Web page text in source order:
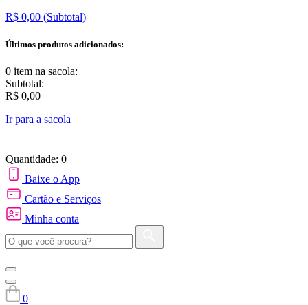
R$ 0,00 (Subtotal)
Últimos produtos adicionados:
0 item na sacola:
Subtotal:
R$ 0,00
Ir para a sacola
Quantidade: 0
Baixe o App
Cartão e Serviços
Minha conta
0